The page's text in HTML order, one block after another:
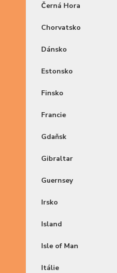
Černá Hora
Chorvatsko
Dánsko
Estonsko
Finsko
Francie
Gdaňsk
Gibraltar
Guernsey
Irsko
Island
Isle of Man
Itálie